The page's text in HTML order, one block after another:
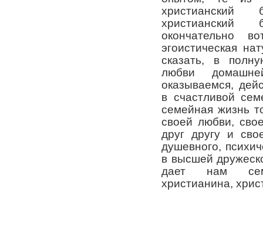
христианский
христианский
окончательно
эгоистическая
сказать, в
любви
оказываемся,
в счастливой
семейная жизнь
своей любви,
друг другу и
душевного,
в высшей
дает нам
христианина,